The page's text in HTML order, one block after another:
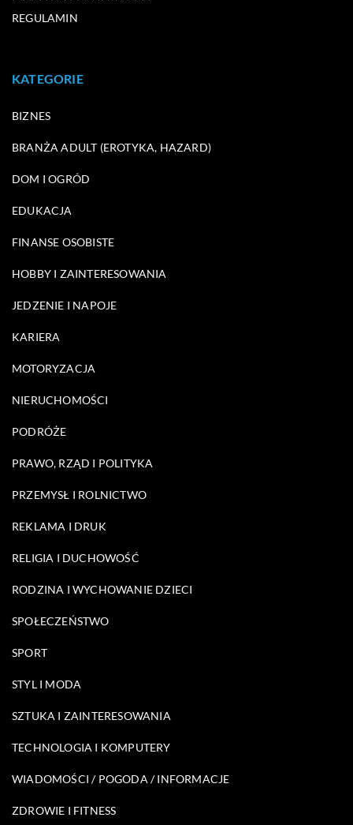
REGULAMIN
KATEGORIE
BIZNES
BRANŻA ADULT (EROTYKA, HAZARD)
DOM I OGRÓD
EDUKACJA
FINANSE OSOBISTE
HOBBY I ZAINTERESOWANIA
JEDZENIE I NAPOJE
KARIERA
MOTORYZACJA
NIERUCHOMOŚCI
PODRÓŻE
PRAWO, RZĄD I POLITYKA
PRZEMYSŁ I ROLNICTWO
REKLAMA I DRUK
RELIGIA I DUCHOWOŚĆ
RODZINA I WYCHOWANIE DZIECI
SPOŁECZEŃSTWO
SPORT
STYL I MODA
SZTUKA I ZAINTERESOWANIA
TECHNOLOGIA I KOMPUTERY
WIADOMOŚCI / POGODA / INFORMACJE
ZDROWIE I FITNESS